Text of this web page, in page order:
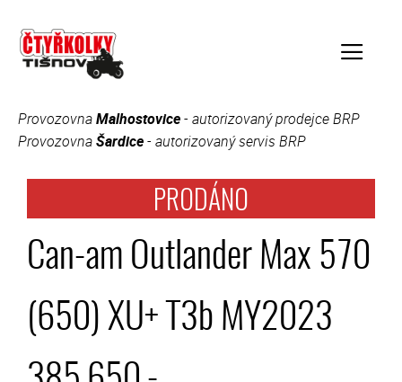
obsah
Menu
ProvozovnaMalhostovice- autorizovaný prodejce BRP
ProvozovnaŠardice- autorizovaný servis BRP
Can-am Outlander Max 570
(650) XU+ T3b MY2023